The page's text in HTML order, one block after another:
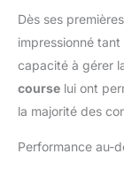
Dès ses
impressionné
capacité à gérer
course lui ont
la majorité des
Performance au-